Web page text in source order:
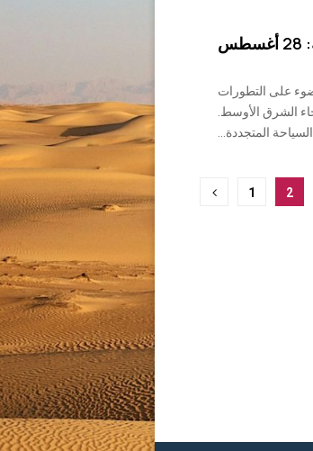
على التطورات
الشرق الأوسط.
المتجددة...
1 2